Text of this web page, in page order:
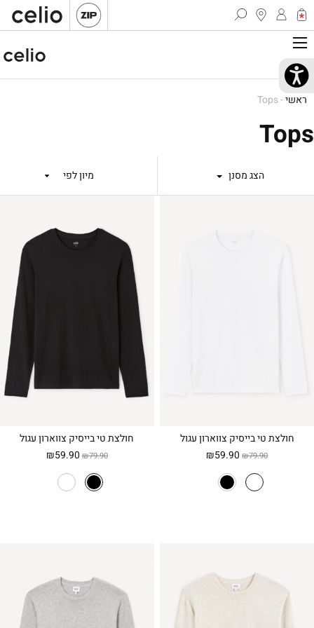
ראשי-
Tops
Tops
מיון לפי הצג מסנן
חולצת טי בייסיק צווארון עגול
₪79.90
המחיר
המקורי
היה:
₪59.90 המחיר
חולצת טי בייסיק צווארון עגול
₪79.90
המחיר
המקורי
היה:
₪59.90